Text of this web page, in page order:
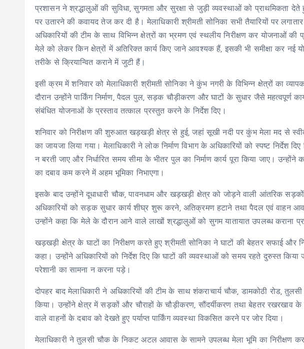
प्रशासन ने श्रद्धालुओं की सुविधा, सुगमता और सुरक्षा से जुड़ी व्यवस्थाओं को प्राथमिकता
पर उतारने की कवायद तेज कर दी है। मेलाधिकारी श्रीमती सोनिका सभी तैयारियों पर
अधिकारियों की टीम के साथ विभिन्न क्षेत्रों का भ्रमण एवं स्थलीय निरीक्षण कर योजनाओं
मेले को लेकर किन क्षेत्रों में अतिरिक्त कार्य किए जाने आवश्यक हैं, इसकी भी समीक्षा कर नई
तरीके से क्रियान्वित कराने में जुटी हैं।
इसी क्रम में शनिवार को मेलाधिकारी श्रीमती सोनिका ने कुंभ नगरी के विभिन्न क्षेत्रों का
दौरान उन्होंने पार्किंग निर्माण, पैदल पुल, सड़क चौड़ीकरण और घाटों के सुधार जैसे महत्वपूर्ण
संबंधित योजनाओं के प्रस्ताव तत्काल प्रस्तुत करने के निर्देश दिए।
शनिवार को निरीक्षण की शुरुआत खड़खड़ी क्षेत्र से हुई, जहां सूखी नदी पर कुंभ मेला मद से
का जायजा लिया गया। मेलाधिकारी ने लोक निर्माण विभाग के अधिकारियों को स्पष्ट निर्देश
न बरती जाए और निर्धारित समय सीमा के भीतर पुल का निर्माण कार्य पूरा किया जाए।
का दबाव कम करने में अहम भूमिका निभाएगा।
इसके बाद उन्होंने दूधाधारी चौक, पावनधाम और खड़खड़ी क्षेत्र को जोड़ने वाली आंतरिक सड़कों
अधिकारियों को सड़क सुधार कार्य शीघ्र शुरू करने, अतिक्रमण हटाने तथा पैदल एवं वाहन
उन्होंने कहा कि मेले के दौरान आने वाले लाखों श्रद्धालुओं को सुगम यातायात उपलब्ध कराना
खड़खड़ी क्षेत्र के घाटों का निरीक्षण करते हुए श्रीमती सोनिका ने घाटों की बेहतर सफाई और
कहा। उन्होंने अधिकारियों को निर्देश दिए कि घाटों की व्यवस्थाओं को समय रहते दुरुस्त किया
परेशानी का सामना न करना पड़े।
दोपहर बाद मेलाधिकारी ने अधिकारियों की टीम के साथ शंकराचार्य चौक, डामकोठी रोड,
किया। उन्होंने क्षेत्र में सड़कों और चौराहों के चौड़ीकरण, सौंदर्यीकरण तथा बेहतर रखरखाव के
वाले वाहनों के दबाव को देखते हुए पर्याप्त पार्किंग व्यवस्था विकसित करने पर जोर दिया।
मेलाधिकारी ने तुलसी चौक के निकट अटल आवास के सामने उपलब्ध मेला भूमि का निरीक्षण करते